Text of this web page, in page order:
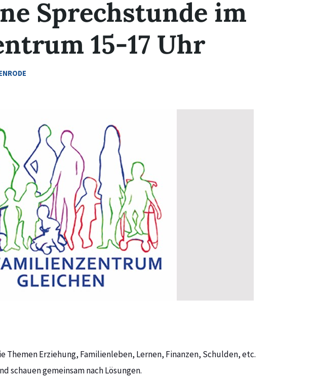
Sprechstunde im
15-17 Uhr
Erziehung, Familienleben, Lernen, Finanzen, Schulden, etc.
schauen gemeinsam nach Lösungen.